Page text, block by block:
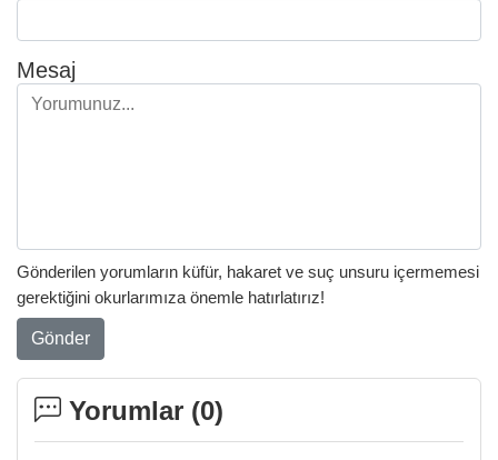
Mesaj
Gönderilen yorumların küfür, hakaret ve suç unsuru içermemesi
gerektiğini okurlarımıza önemle hatırlatırız!
Gönder
Yorumlar (0)